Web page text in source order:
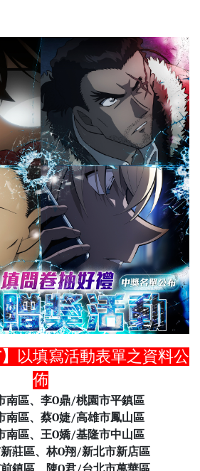
以填寫活動表單之資料公
佈
南區、李O鼎/桃園市平鎮區
南區、蔡O婕/高雄市鳳山區
南區、王O嬌/基隆市中山區
莊區、林O翔/新北市新店區